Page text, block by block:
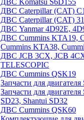
ДВС Caterpillar (CAT)
ДВС Caterpillar (CAT)
ДВС Yanmar 4D92E,
ДВС Cummins KTA19,
Cummins KTA38,
ДВС JCB 3CX, JCB
TELESCOPIC
ДВС Cummins QSK19
Запчасти для
Запчасти для
SD23, Shantui SD32
ДВС Cummins QSK60